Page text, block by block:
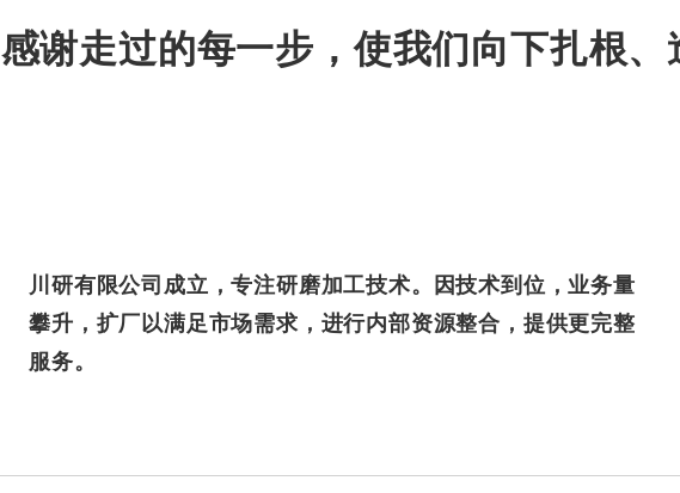
感谢走过的每一步，使我们向下扎根、
川研有限公司成立，专注研磨加工技术。因技术到位，业务量
攀升，扩厂以满足市场需求，进行内部资源整合，提供更完整
服务。